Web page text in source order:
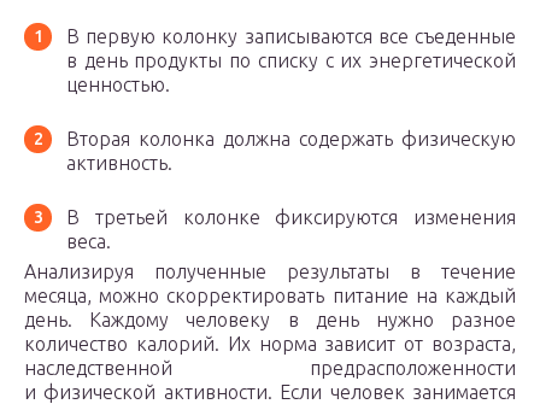
В первую колонку записываются все съеденные
в день продукты по списку с их энергетической
ценностью.
Вторая колонка должна содержать физическую
активность.
В третьей колонке фиксируются изменения
веса.
Анализируя полученные результаты в течение
месяца, можно скорректировать питание на каждый
день. Каждому человеку в день нужно разное
количество калорий. Их норма зависит от возраста,
наследственной предрасположенности
и физической активности. Если человек занимается